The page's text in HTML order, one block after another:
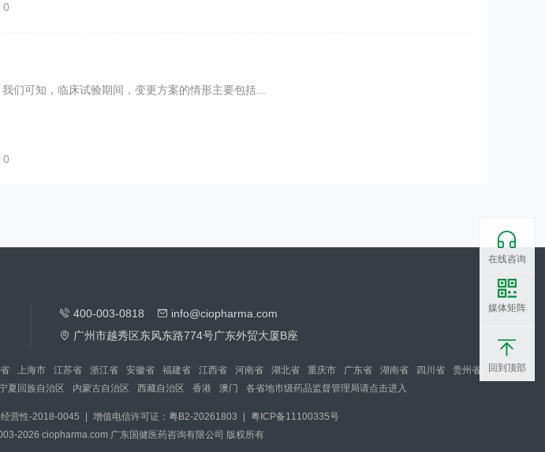
0
们可知，临床试验期间，变更方案的情形主要包括...
0
400-003-0818
info@ciopharma.com
广州市越秀区东风东路774号广东外贸大厦B座
上海市 江苏省 浙江省 安徽省 福建省 江西省 河南省 湖北省 重庆市 广东省 湖南省 四川省
贵州省
夏回族自治区 内蒙古自治区 西藏自治区 香港 澳门 各省地市级药品监督管理局请点击进入
营性-2018-0045 增值电信许可证：粤B2-20261803
粤ICP备11100335号
2026 ciopharma.com 广东国健医药咨询有限公司 版权所有
在线咨询
媒体矩阵
回到顶部